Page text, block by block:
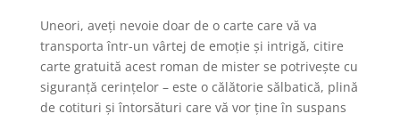
Uneori, aveți nevoie doar de o carte care vă va
transporta într-un vârtej de emoție și intrigă, citire
carte gratuită acest roman de mister se potrivește cu
siguranță cerințelor – este o călătorie sălbatică, plină
de cotituri și întorsături care vă vor ține în suspans